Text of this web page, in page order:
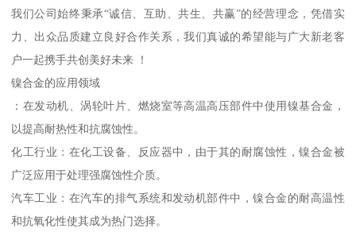
我们公司始终秉承“诚信、互助、共生、共赢”的经营理念，凭借实
力、出众品质建立良好合作关系，我们真诚的希望能与广大新老客
户一起携手共创美好未来 ！
镍合金的应用领域
：在发动机、涡轮叶片、燃烧室等高温高压部件中使用镍基合金，
以提高耐热性和抗腐蚀性。
化工行业：在化工设备、反应器中，由于其的耐腐蚀性，镍合金被
广泛应用于处理强腐蚀性介质。
汽车工业：在汽车的排气系统和发动机部件中，镍合金的耐高温性
和抗氧化性使其成为热门选择。